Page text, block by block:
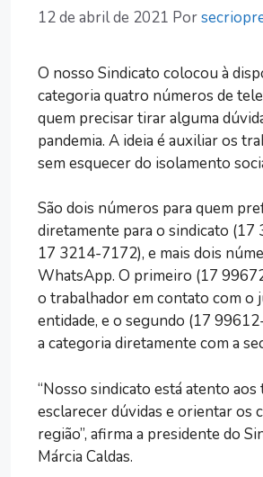
12 de abril de 2021 Por
O nosso Sindicato colocou à
categoria quatro números de
quem precisar tirar alguma
pandemia. A ideia é auxiliar os
sem esquecer do isolamento
São dois números para quem
diretamente para o sindicato (17
17 3214-7172), e mais dois
WhatsApp. O primeiro (17
o trabalhador em contato com o
entidade, e o segundo (17
a categoria diretamente com a
“Nosso sindicato está atento
esclarecer dúvidas e orientar os
região”, afirma a presidente do
Márcia Caldas.